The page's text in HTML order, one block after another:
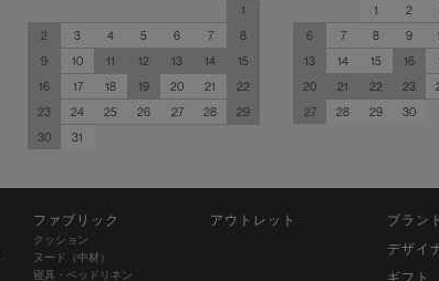
1
2
3 4 5 6 7
8
9
10 11 12 13 14
15
16
17 18 19 20 21
22
23
24 25 26 27 28
29
30
31
1
2
6
7 8 9
13
14 15 16
20
21 22 23
27
28 29 30
ファブリック
クッション
ヌード（中材）
寝具・ベッドリネン
アウトレット
ブラン
デザイ
ギフト